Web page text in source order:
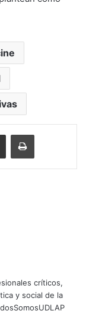
Share via Email Print
críticos,
y social de la